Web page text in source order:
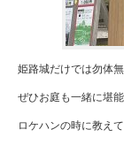
姫路城だけでは勿体無
ぜひお庭も一緒に堪
ロケハンの時に教え